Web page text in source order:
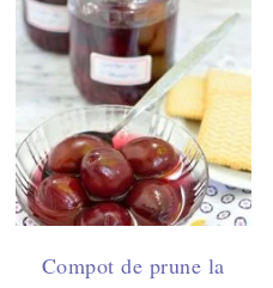
Compot de prune la